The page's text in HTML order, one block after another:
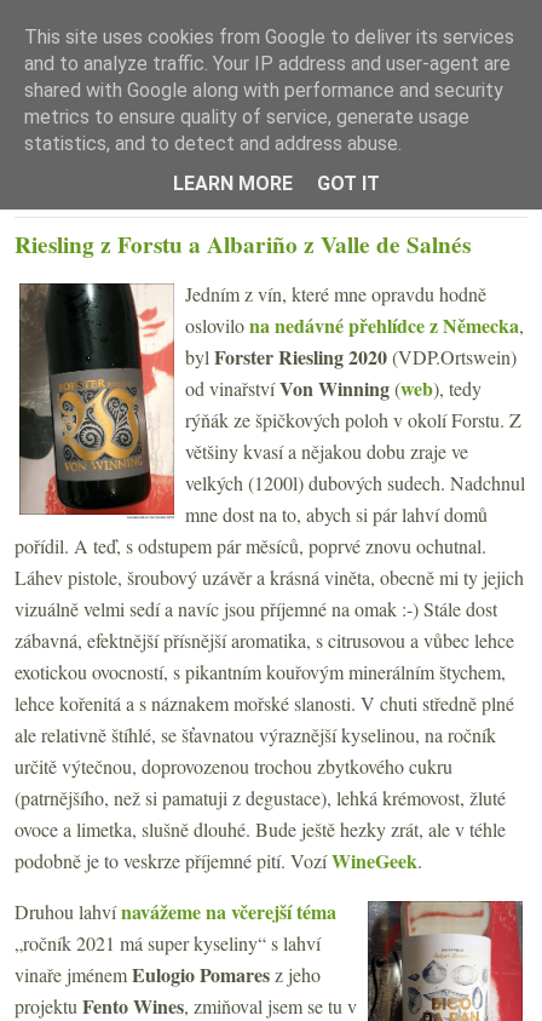
☰ Menu
Riesling z Forstu a Albariño z Valle de Salnés
Jedním z vín, které mne opravdu hodně
oslovilona nedávné přehlídce z Německa,
byl Forster Riesling 2020(VDP.Ortswein)
od vinařstvíVon Winning(web), tedy
rýňák ze špičkových poloh v okolí Forstu. Z
většiny kvasí a nějakou dobu zraje ve
velkých (1200l) dubových sudech. Nadchnul
mne dost na to, abych si pár lahví domů
pořídil. A teď, s odstupem pár měsíců, poprvé znovu ochutnal.
Láhev pistole, šroubový uzávěr a krásná viněta, obecně mi ty jejich
vizuálně velmi sedí a navíc jsou příjemné na omak :-) Stále dost
zábavná, efektnější přísnější aromatika, s citrusovou a vůbec lehce
exotickou ovocností, s pikantním kouřovým minerálním štychem,
lehce kořenitá a s náznakem mořské slanosti. V chuti středně plné
ale relativně štíhlé, se šťavnatou výraznější kyselinou, na ročník
určitě výtečnou, doprovozenou trochou zbytkového cukru
(patrnějšího, než si pamatuji z degustace), lehká krémovost, žluté
ovoce a limetka, slušně dlouhé. Bude ještě hezky zrát, ale v téhle
podobně je to veskrze příjemné pití. VozíWineGeek.
Druhou lahvínavážeme na včerejší téma
„ročník 2021 má super kyseliny“ s lahví
vinaře jménemEulogio Pomaresz jeho
projektu Fento Wines, zmiňoval jsem se tu v
This site uses cookies from Google to deliver its services
and to analyze traffic. Your IP address and user-agent are
shared with Google along with performance and security
metrics to ensure quality of service, generate usage
statistics, and to detect and address abuse.
LEARN MORE
GOT IT